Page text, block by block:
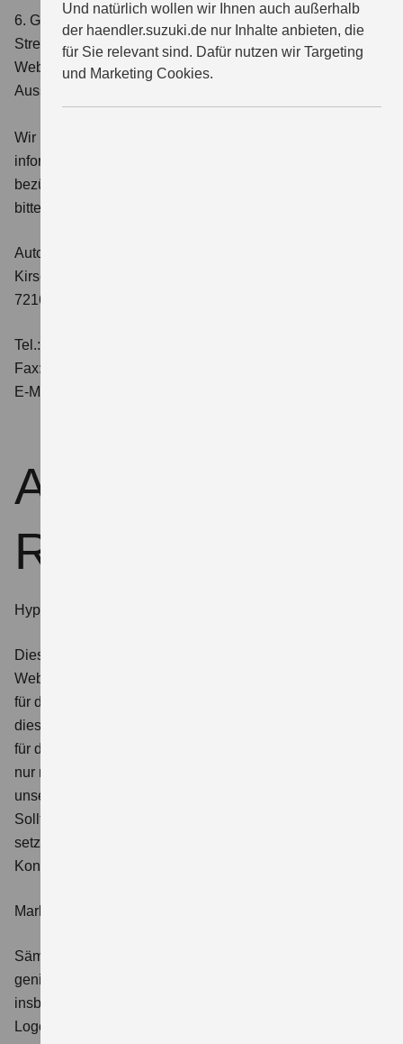
Und natürlich wollen wir Ihnen auch außerhalb
der haendler.suzuki.de nur Inhalte anbieten, die
für Sie relevant sind. Dafür nutzen wir Targeting
und Marketing Cookies.
6. Gerichtsstand und anwendbares Recht: Für
Streitigkeiten im Zusammenhang mit der Nutzung dieser
Website gilt ausschließlich das deutsche Recht.
Ausschließlicher Gerichtsstand ist Horb am Neckar.
Wir hoffen, dass Sie unsere Website als nützlich und
informativ empfinden. Sollten Sie Fragen oder Anliegen
bezüglich dieser rechtlichen Hinweise haben, zögern Sie
bitte nicht, uns zu kontaktieren.
Autohaus Daub GmbH
Kirschbäumle 2-4
72160 Horb am Neckar
Tel.: 07451 5517-0
Fax: 07451 5517-88
E-Mail: info@autohaus-daub.de
Allgemeine
Rechtshinweise
Hypertext-Links
Diese Website enthält Hypertext-Links zu anderen
Websites. Der Website-Betreibende ist nicht verantwortlich
für die Einhaltung von Datenschutzbestimmungen auf
diesen Websites und übernimmt keinerlei Verantwortung
für deren Inhalt. Ein Hypertext-Link auf diese Website darf
nur nach Erteilung einer vorherigen Einwilligung durch
unser Unternehmen durch Dritte eingerichtet werden.
Sollten Sie einen solchen Hyperlink auf unsere Website
setzen wollen, so nehmen Sie bitte vorher schriftlich
Kontakt mit uns auf.
Markenzeichen
Sämtliche auf dieser Website verwendete Markenzeichen
genießen markenrechtlichen Schutz. Dies gilt
insbesondere für Modellbezeichnungen, Typenschilder,
Logos, Embleme sowie die Bezeichnungen von Service-